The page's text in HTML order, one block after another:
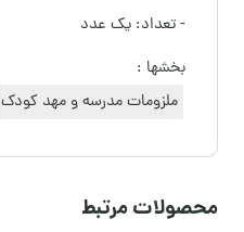
- تعداد: یک عدد
بخشها :
ملزومات مدرسه و مهد کودک
محصولات مرتبط